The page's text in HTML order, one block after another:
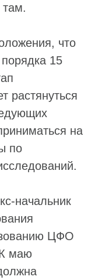
там.
что
15
растянуться
на
по
начальник
ЦФО
маю